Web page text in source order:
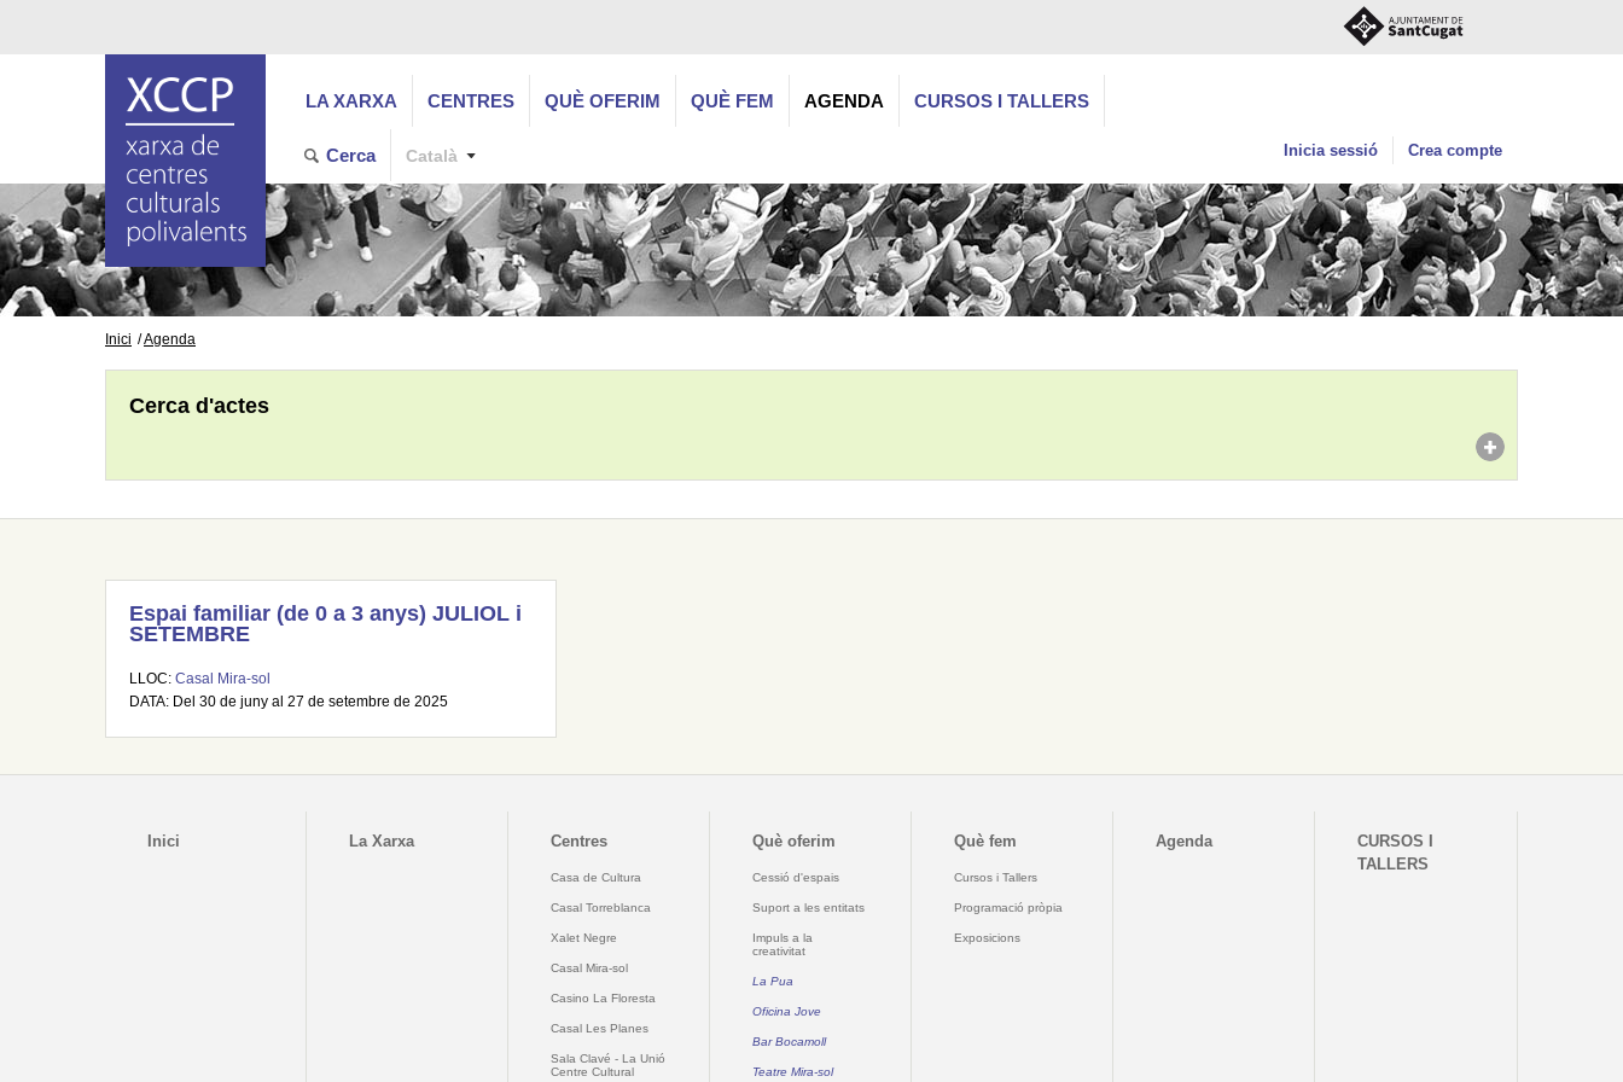
LA XARXA CENTRES QUÈ OFERIM QUÈ FEM AGENDA CURSOS I TALLERS
Cerca Català Inicia sessió Crea compte
Inici Agenda
Cerca d'actes
Espai familiar (de 0 a 3 anys) JULIOL i
SETEMBRE
LLOC: Casal Mira-sol
DATA: Del 30 de juny al 27 de setembre de 2025
Inici La Xarxa Centres
Casa de Cultura
Casal Torreblanca
Xalet Negre
Casal Mira-sol
Casino La Floresta
Casal Les Planes
Sala Clavé - La Unió
Centre Cultural
Què oferim
Cessió d'espais
Suport a les entitats
Impuls a la
creativitat
La Pua
Oficina Jove
Bar Bocamoll
Teatre Mira-sol
Què fem
Cursos i Tallers
Programació pròpia
Exposicions
Agenda
CURSOS I
TALLERS